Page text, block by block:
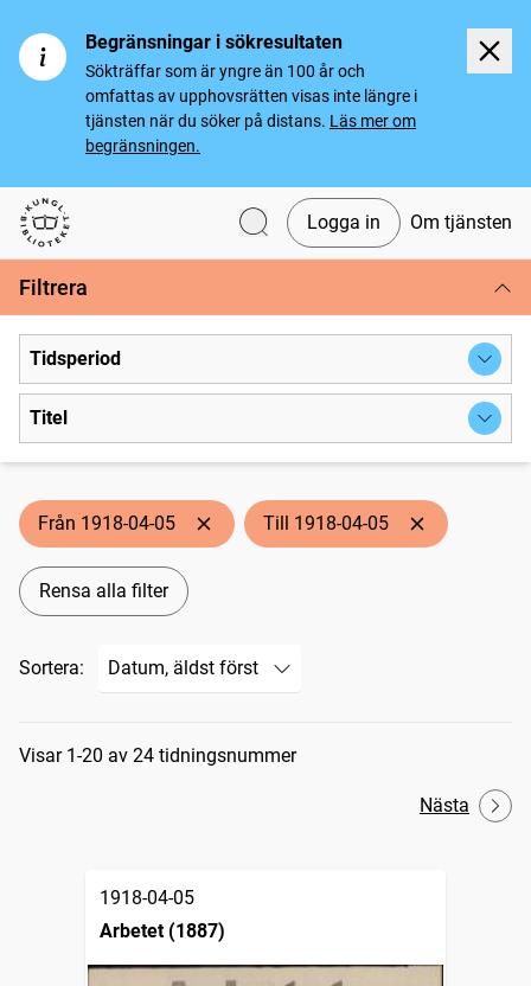
Begränsningar i sökresultaten
Sökträffar som är yngre än 100 år och
omfattas av upphovsrätten visas inte längre i
tjänsten när du söker på distans. Läs mer om
begränsningen.
Svenska tidningar
Logga in Om tjänsten
Filtrera
Tidsperiod
Titel
Från 1918-04-05 Till 1918-04-05
Rensa alla filter
Sortera:
Sökresultat
Visar 1-20 av 24 tidningsnummer
Nästa
1918-04-05
Arbetet (1887)